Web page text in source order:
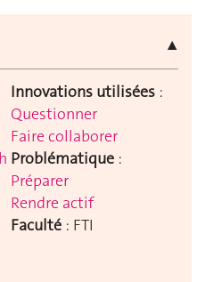
▲
Innovations utilisées :
Questionner
Faire collaborer
Problématique :
Préparer
Rendre actif
Faculté : FTI